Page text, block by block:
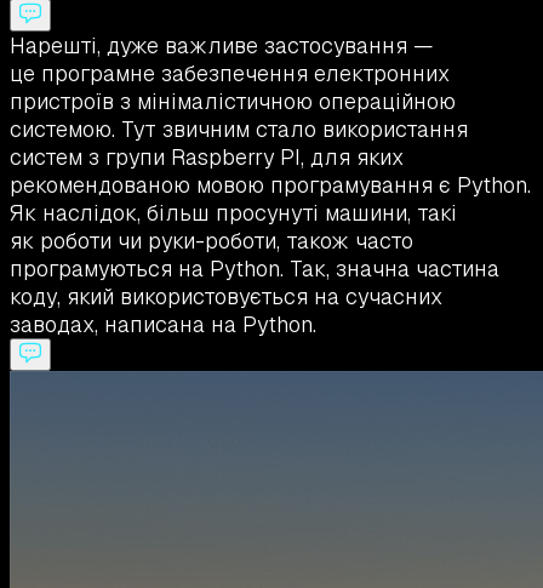
Нарешті, дуже важливе застосування —
це програмне забезпечення електронних
пристроїв з мінімалістичною операційною
системою. Тут звичним стало використання
систем з групи Raspberry PI, для яких
рекомендованою мовою програмування є Python.
Як наслідок, більш просунуті машини, такі
як роботи чи руки-роботи, також часто
програмуються на Python. Так, значна частина
коду, який використовується на сучасних
заводах, написана на Python.